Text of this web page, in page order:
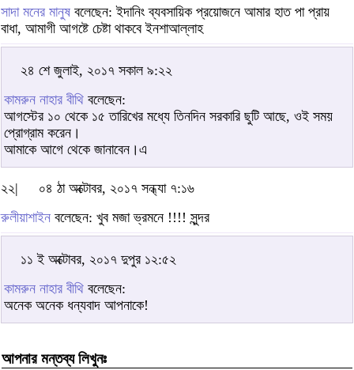
সাদা মনের মানুষ বলেছেন: ইদানিং ব্যবসায়িক প্রয়োজনে আমার হাত পা প্রায়
বাধা, আমাগী আগষ্টে চেষ্টা থাকবে ইনশাআল্লাহ
২৪ শে জুলাই, ২০১৭ সকাল ৯:২২
কামরুন নাহার বীথি বলেছেন:
আগস্টের ১০ থেকে ১৫ তারিখের মধ্যে তিনদিন সরকারি ছুটি আছে, ওই সময়
প্রোগ্রাম করেন।
আমাকে আগে থেকে জানাবেন।এ
২২|
০৪ ঠা অক্টোবর, ২০১৭ সন্ধ্যা ৭:১৬
রুলীয়াশাইন বলেছেন: খুব মজা ভ্রমনে !!!! সুন্দর
১১ ই অক্টোবর, ২০১৭ দুপুর ১২:৫২
কামরুন নাহার বীথি বলেছেন:
অনেক অনেক ধন্যবাদ আপনাকে!
আপনার মন্তব্য লিখুনঃ